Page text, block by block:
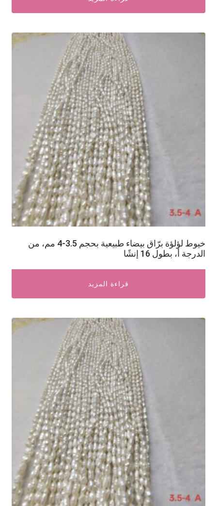
خيوط لؤلؤة برّاق بيضاء طبيعية بحجم 3.5-4 مم، من
الدرجة أ، بطول 16 إنشًا
قراءة المزيد